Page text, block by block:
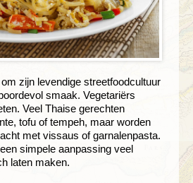
zijn levendige streetfoodcultuur
smaak. Vegetariërs
Veel Thaise gerechten
tofu of tempeh, maar worden
met vissaus of garnalenpasta.
simpele aanpassing veel
laten maken.